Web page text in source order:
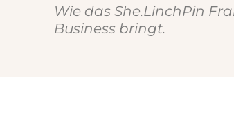
Wie das She.LinchPin
Business bringt.